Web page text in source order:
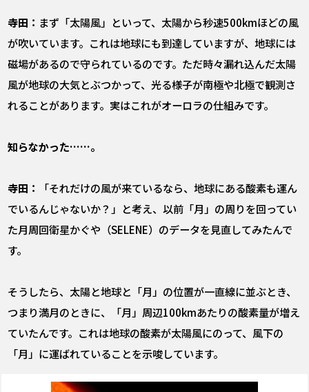
寺田： まず「太陽風」といって、太陽から秒速500kmほどの風
が吹いています。これは地球にも到達していますが、地球には
磁場があるので守られているのです。ただ時々漏れ込んだ太陽
風が地球の大気とぶつかって、光る様子が南極や北極で観測さ
れることがあります。実はこれがオーロラの仕組みです。
――知らなかった……。
寺田：
「それだけの風が来ているなら、地球にある酸素も運ん
でいるんじゃないか？」と考え、以前「月」の周りを回ってい
た月周回衛星かぐや（SELENE）のデータを見直してみたんで
す。
そうしたら、太陽と地球と「月」の位置が一直線に並ぶとき、
つまり満月のときに、「月」周辺100kmあたりの酸素量が増え
ていたんです。これは地球の酸素が太陽風にのって、風下の
「月」に運ばれていることを示唆しています。